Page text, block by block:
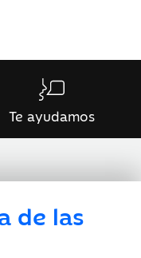
de las
Te ayudamos